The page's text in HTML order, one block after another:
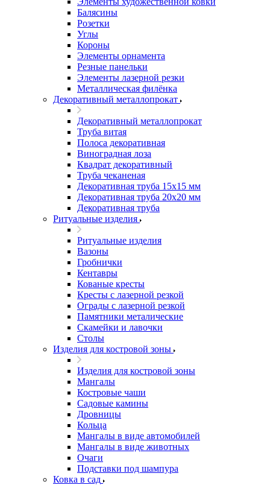
Балясины
Розетки
Углы
Короны
Элементы орнамента
Резные панельки
Элементы лазерной резки
Металлическая филёнка
Декоративный металлопрокат
Декоративный металлопрокат
Труба витая
Полоса декоративная
Виноградная лоза
Квадрат декоративный
Труба чеканеная
Декоративная труба 15х15 мм
Декоративная труба 20х20 мм
Декоративная труба
Ритуальные изделия
Ритуальные изделия
Вазоны
Гробнички
Кентавры
Кованые кресты
Кресты с лазерной резкой
Ограды с лазерной резкой
Памятники металические
Скамейки и лавочки
Столы
Изделия для костровой зоны
Изделия для костровой зоны
Мангалы
Костровые чаши
Садовые камины
Дровницы
Кольца
Мангалы в виде автомобилей
Мангалы в виде животных
Очаги
Подставки под шампура
Ковка в сад